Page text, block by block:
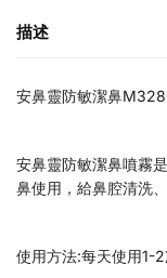
描述
安鼻靈防敏潔鼻
安鼻靈防敏潔鼻噴霧
鼻使用，給鼻腔清洗
使用方法:每天使用1-2